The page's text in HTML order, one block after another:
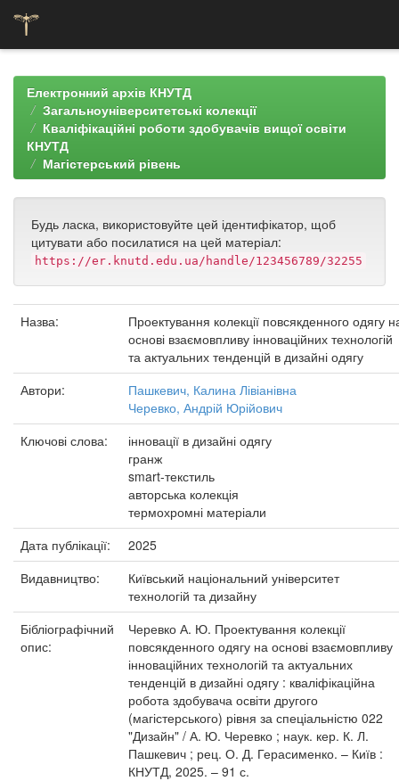
navigationЕлектронний архів КНУТД
Загальноуніверситетські колекції
Кваліфікаційні роботи здобувачів вищої освіти
КНУТД
Магістерський рівень
Будь ласка, використовуйте цей ідентифікатор, щоб
цитувати або посилатися на цей матеріал:
https://er.knutd.edu.ua/handle/123456789/32255
Назва:
Проектування колекції повсякденного одягу
основі взаємовпливу інноваційних технологій
та актуальних тенденцій в дизайні одягу
Автори:
Пашкевич, Калина Лівіанівна
Черевко, Андрій Юрійович
Ключові слова:
інновації в дизайні одягу
гранж
smart-текстиль
авторська колекція
термохромні матеріали
Дата публікації:
2025
Видавництво:
Київський національний університет
технологій та дизайну
Бібліографічний
опис:
Черевко А. Ю. Проектування колекції
повсякденного одягу на основі взаємовпливу
інноваційних технологій та актуальних
тенденцій в дизайні одягу : кваліфікаційна
робота здобувача освіти другого
(магістерського) рівня за спеціальністю 022
"Дизайн" / А. Ю. Черевко ; наук. кер. К. Л.
Пашкевич ; рец. О. Д. Герасименко. – Київ :
КНУТД, 2025. – 91 с.